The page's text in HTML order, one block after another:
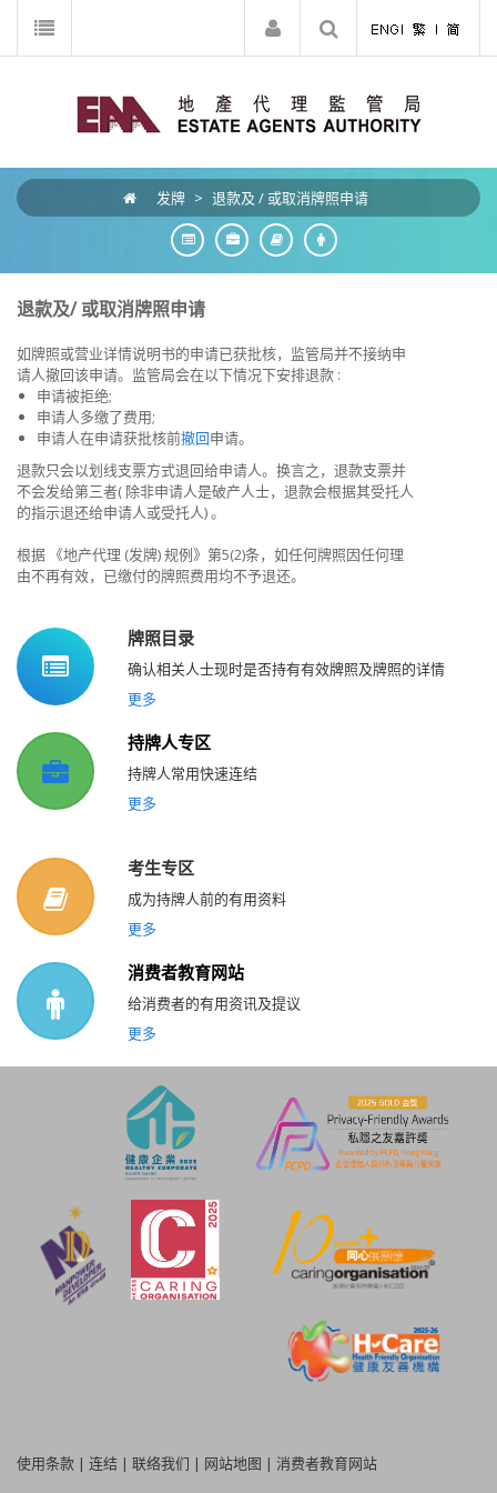
发牌 > 退款及 / 或取消牌照申请
退款及/ 或取消牌照申请
如牌照或营业详情说明书的申请已获批核，监管局并不接纳申
请人撤回该申请。监管局会在以下情况下安排退款 :
申请被拒绝;
申请人多缴了费用;
申请人在申请获批核前撤回申请。
退款只会以划线支票方式退回给申请人。换言之，退款支票并
不会发给第三者( 除非申请人是破产人士，退款会根据其受托人
的指示退还给申请人或受托人) 。
根据 《地产代理 (发牌) 规例》第5(2)条，如任何牌照因任何理
由不再有效，已缴付的牌照费用均不予退还。
牌照目录
确认相关人士现时是否持有有效牌照及牌照的详情
更多
持牌人专区
持牌人常用快速连结
更多
考生专区
成为持牌人前的有用资料
更多
消费者教育网站
给消费者的有用资讯及提议
更多
使用条款 | 连结 | 联络我们 | 网站地图 | 消费者教育网站